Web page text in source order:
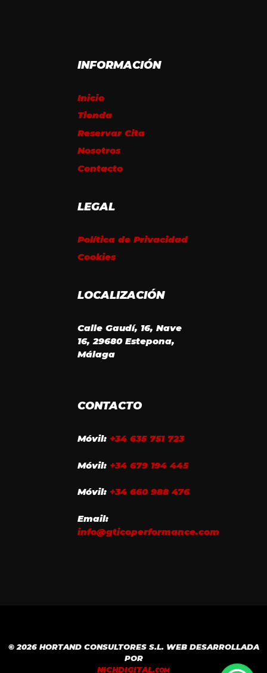
INFORMACIÓN
Inicio
Tienda
Reservar Cita
Nosotros
Contacto
LEGAL
Política de Privacidad
Cookies
LOCALIZACIÓN
Calle Gaudí, 16, Nave
16, 29680 Estepona,
Málaga
CONTACTO
Móvil: +34 635 751 723
Móvil: +34 679 194 445
Móvil: +34 660 988 476
Email:
info@gticoperformance.com
© 2026 HORTAND CONSULTORES S.L. WEB DESARROLLADA
POR
NICHDIGITAL.COM